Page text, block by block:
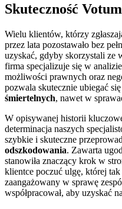
Skuteczność
Wielu klientów, którzy
przez lata pozostawało bez
uzyskać, gdyby skorzystali ze
firma specjalizuje się w
możliwości prawnych oraz
pozwala skutecznie ubiegać
śmiertelnych, nawet w
W opisywanej historii
determinacja naszych
szybkie i skuteczne
odszkodowania. Zawarta
stanowiła znaczący krok w
klientce poczuć ulgę, której tak
zaangażowany w sprawę
współpracował, aby uzyskać